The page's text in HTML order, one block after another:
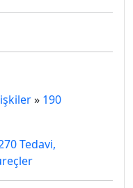
» 190
Tedavi,